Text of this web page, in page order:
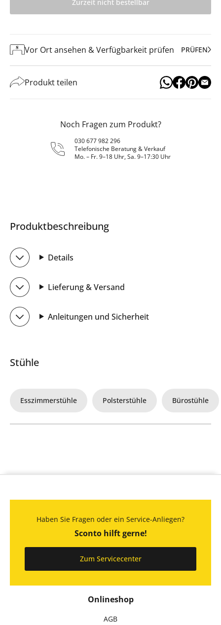
Zurzeit nicht bestellbar
Vor Ort ansehen & Verfügbarkeit prüfen PRÜFEN
Produkt teilen
Noch Fragen zum Produkt?
030 677 982 296
Telefonische Beratung & Verkauf
Mo. – Fr. 9–18 Uhr, Sa. 9–17:30 Uhr
Produktbeschreibung
Details
Lieferung & Versand
Anleitungen und Sicherheit
Stühle
Esszimmerstühle Polsterstühle Bürostühle
Onlineshop
AGB
Haben Sie Fragen oder ein Service-Anliegen?
Sconto hilft gerne!
Zum Servicecenter